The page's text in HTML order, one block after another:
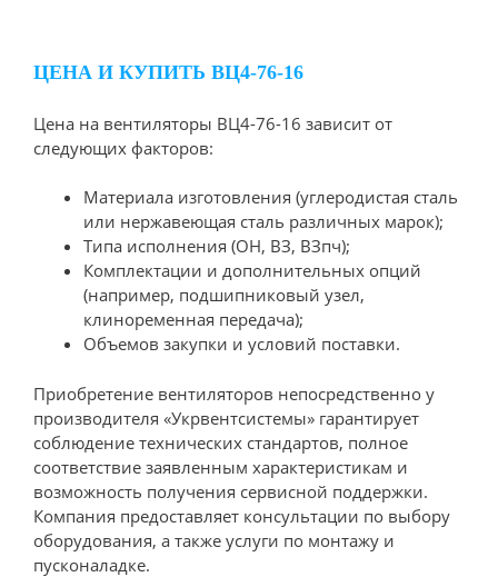
ЦЕНА И КУПИТЬ ВЦ4-76-16
Цена на вентиляторы ВЦ4-76-16 зависит от
следующих факторов:
Материала изготовления (углеродистая сталь
или нержавеющая сталь различных марок);
Типа исполнения (ОН, ВЗ, ВЗпч);
Комплектации и дополнительных опций
(например, подшипниковый узел,
клиноременная передача);
Объемов закупки и условий поставки.
Приобретение вентиляторов непосредственно у
производителя «Укрвентсистемы» гарантирует
соблюдение технических стандартов, полное
соответствие заявленным характеристикам и
возможность получения сервисной поддержки.
Компания предоставляет консультации по выбору
оборудования, а также услуги по монтажу и
пусконаладке.